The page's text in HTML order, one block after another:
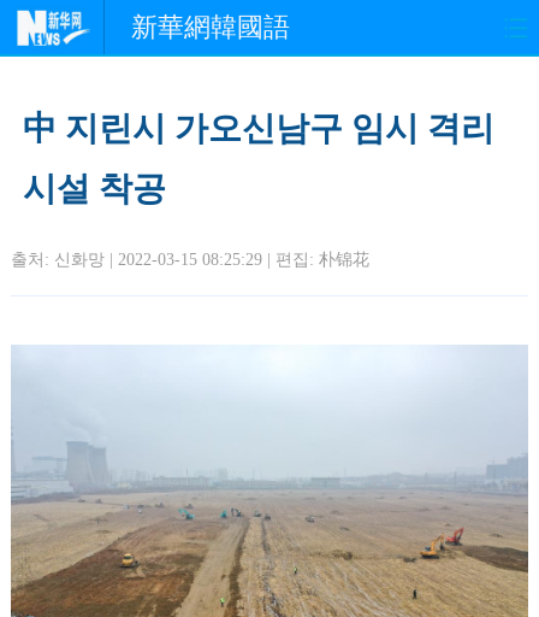
新華網韓國語
경제 사회 포토
중한교류
연예 관광
中 지린시 가오신남구 임시 격리
시설 착공
출처: 신화망 | 2022-03-15 08:25:29 | 편집: 朴锦花